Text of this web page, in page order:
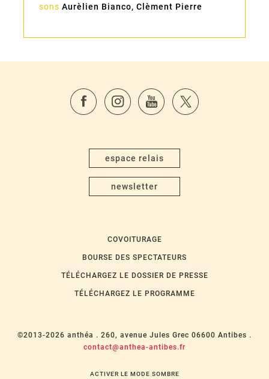
sons Aurèlien Bianco, Clèment Pierre
espace relais
newsletter
COVOITURAGE
BOURSE DES SPECTATEURS
TÉLÉCHARGEZ LE DOSSIER DE PRESSE
TÉLÉCHARGEZ LE PROGRAMME
©2013-2026 anthéa . 260, avenue Jules Grec 06600 Antibes .
contact@anthea-antibes.fr
ACTIVER LE MODE SOMBRE